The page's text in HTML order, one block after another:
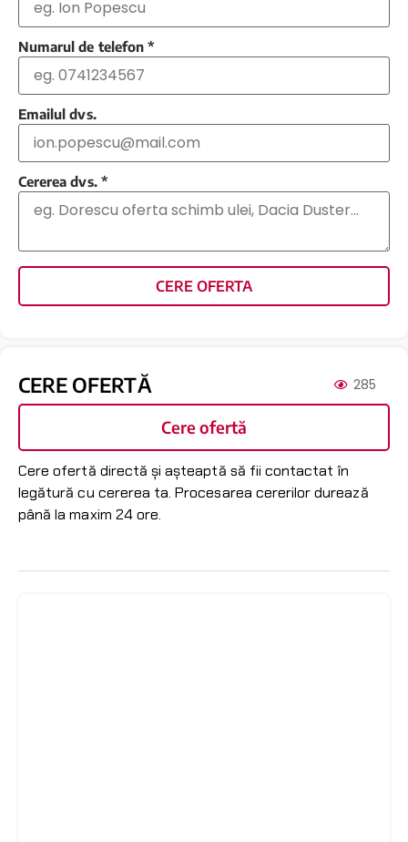
Numarul de telefon *
Emailul dvs.
Cererea dvs. *
CERE OFERTA
CERE OFERTĂ 285
Cere ofertă
Cere ofertă directă și așteaptă să fii contactat în
legătură cu cererea ta. Procesarea cererilor durează
până la maxim 24 ore.